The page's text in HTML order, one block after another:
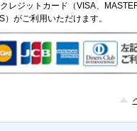
レジットカード（VISA、
がご利用いただけます。